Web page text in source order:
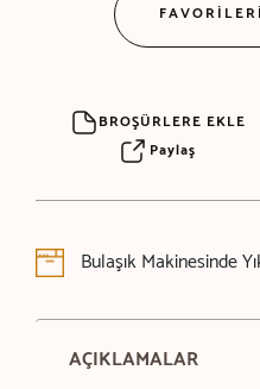
BROŞÜRLERE EKLE
Paylaş
Bulaşık Makinesinde
AÇIKLAMALAR